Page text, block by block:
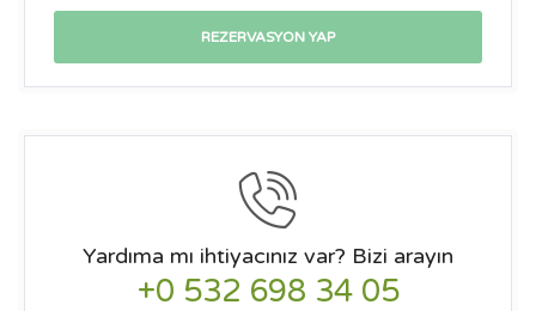
REZERVASYON YAP
Yardıma mı ihtiyacınız var? Bizi arayın
+0 532 698 34 05